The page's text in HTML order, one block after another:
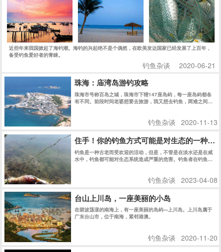
近些年来我国掀起了海钓潮。海钓的兴起绝不是个偶然，在欧美发达国家已经发展了上百年，
备受钓鱼爱好者的青睐。
钓鱼杂谈 2020-06-21
珠海：庙湾岛游钓攻略
珠海市号称百岛之城，珠海市下辖147座岛屿，每一座岛屿都各
有不同。前段时间老婆想要去旅游，我又想去钓鱼，两难之间，
钓鱼杂谈 2020-11-13
住手！你的钓鱼方式可能是对生态的一种破
钓鱼是一种古老而受欢迎的活动，但是，不管是在淡水还是在咸
水中，钓鱼都可能对生态系统造成严重的危害。钓鱼者在钓鱼
钓鱼杂谈 2023-04-08
台山上川岛，一座美丽的小岛
在碧波荡漾的南海上，有一座美丽的岛屿---上川岛。上川岛属于
广东台山市，位于南海，紧邻港澳。
钓鱼杂谈 2020-11-20